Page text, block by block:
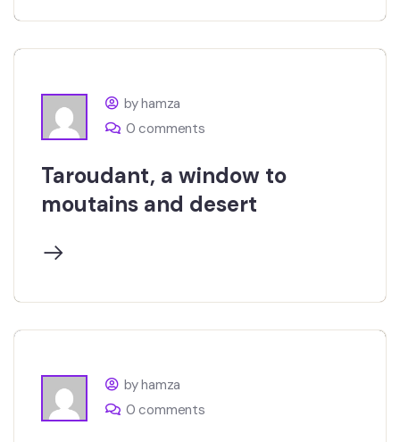
by hamza
0 comments
Taroudant, a window to
moutains and desert
by hamza
0 comments